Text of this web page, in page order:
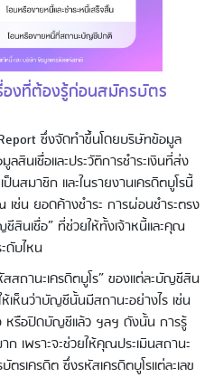
องที่ต้องรู้ก่อนสมัครบัตร
ซึ่งจัดทำขึ้นโดยบริษัทข้อมูล
สินเชื่อและประวัติการชำระเงินที่ส่ง
นสมาชิก และในรายงานเครดิตบูโรนี้
เช่น ยอดค้างชำระ การผ่อนชำระตรง
สินเชื่อ” ที่ช่วยให้ทั้งเจ้าหนี้และคุณ
ดับไหน
สถานะเครดิตบูโร” ของแต่ละบัญชีสิน
เห็นว่าบัญชีนั้นมีสถานะอย่างไร เช่น
หรือปิดบัญชีแล้ว ฯลฯ ดังนั้น การรู้
เพราะจะช่วยให้คุณประเมินสถานะ
รเครดิต ซึ่งรหัสเครดิตบูโรแต่ละเลข